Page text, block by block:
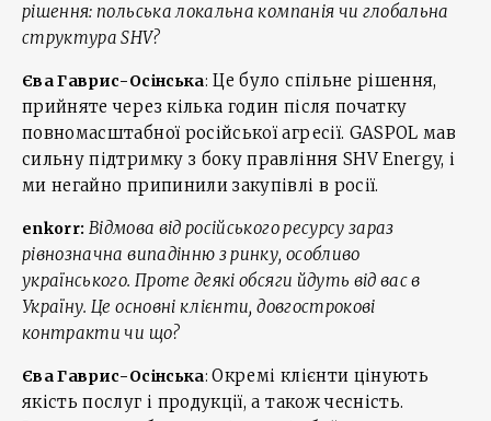
рішення: польська локальна компанія чи глобальна
структура SHV?
Єва Гаврис-Осінська: Це було спільне рішення,
прийняте через кілька годин після початку
повномасштабної російської агресії. GASPOL мав
сильну підтримку з боку правління SHV Energy, і
ми негайно припинили закупівлі в росії.
enkorr: Відмова від російського ресурсу зараз
рівнозначна випадінню з ринку, особливо
українського. Проте деякі обсяги йдуть від вас в
Україну. Це основні клієнти, довгострокові
контракти чи що?
Єва Гаврис-Осінська:Окремі клієнти цінують
якість послуг і продукції, а також чесність.